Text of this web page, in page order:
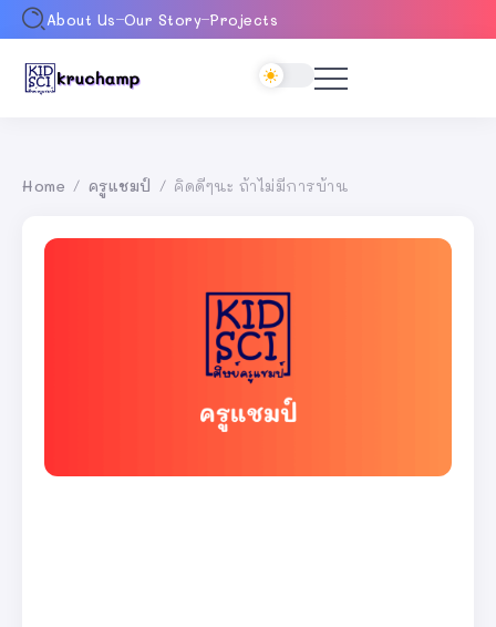
About Us Our Story Projects
Home / ครูแชมป์ / คิดดีๆนะ ถ้าไม่มีการบ้าน